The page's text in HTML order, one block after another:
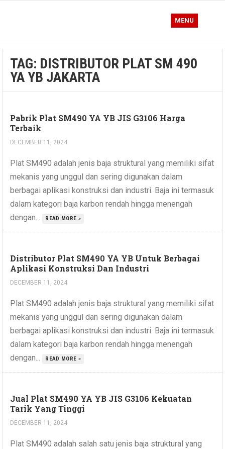
MENU
TAG: DISTRIBUTOR PLAT SM 490
YA YB JAKARTA
Pabrik Plat SM490 YA YB JIS G3106 Harga
Terbaik
DECEMBER 11, 2024
Plat SM490 adalah jenis baja struktural yang memiliki sifat
mekanis yang unggul dan sering digunakan dalam
berbagai aplikasi konstruksi dan industri. Baja ini termasuk
dalam kategori baja karbon rendah hingga menengah
dengan...
READ MORE »
Distributor Plat SM490 YA YB Untuk Berbagai
Aplikasi Konstruksi Dan Industri
DECEMBER 11, 2024
Plat SM490 adalah jenis baja struktural yang memiliki sifat
mekanis yang unggul dan sering digunakan dalam
berbagai aplikasi konstruksi dan industri. Baja ini termasuk
dalam kategori baja karbon rendah hingga menengah
dengan...
READ MORE »
Jual Plat SM490 YA YB JIS G3106 Kekuatan
Tarik Yang Tinggi
DECEMBER 11, 2024
Plat SM490 adalah salah satu jenis baja struktural yang